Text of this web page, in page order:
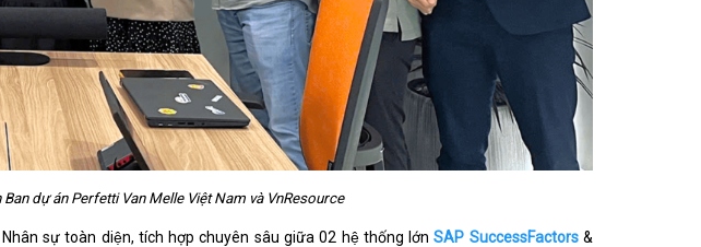
dự án Perfetti Van Melle Việt Nam và VnResource
sự toàn diện, tích hợp chuyên sâu giữa 02 hệ thống lớnSAP SuccessFactors&